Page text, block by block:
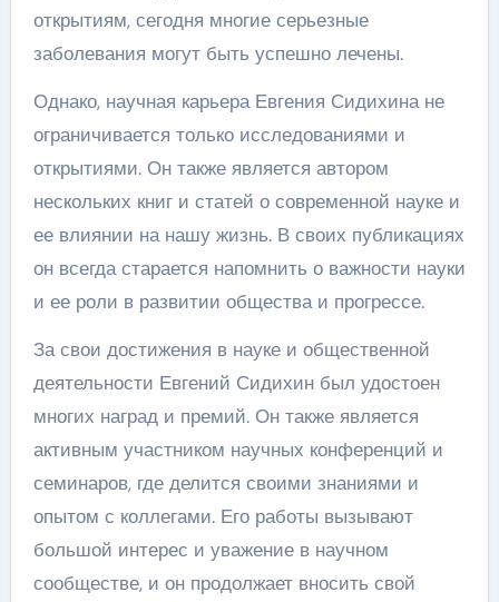
открытиям, сегодня многие серьезные
заболевания могут быть успешно лечены.
Однако, научная карьера Евгения Сидихина не
ограничивается только исследованиями и
открытиями. Он также является автором
нескольких книг и статей о современной науке и
ее влиянии на нашу жизнь. В своих публикациях
он всегда старается напомнить о важности науки
и ее роли в развитии общества и прогрессе.
За свои достижения в науке и общественной
деятельности Евгений Сидихин был удостоен
многих наград и премий. Он также является
активным участником научных конференций и
семинаров, где делится своими знаниями и
опытом с коллегами. Его работы вызывают
большой интерес и уважение в научном
сообществе, и он продолжает вносить свой